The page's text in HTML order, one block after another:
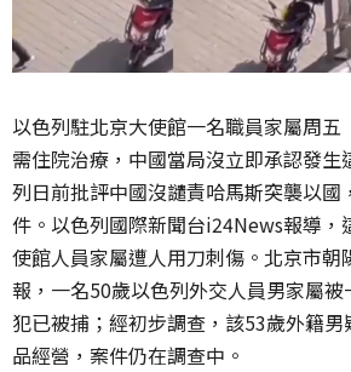
以色列駐北京大使館一名職員家屬周
需住院治療，中國當局沒立即承認發生
列日前批評中國沒譴責哈馬斯突襲以國
件。以色列國際新聞台i24News報導，
使館人員家屬遭人用刀刺傷。北京市朝
報，一名50歲以色列外交人員男家屬
犯已被捕；經初步調查，該53歲外籍
品經營，案件仍在調查中。